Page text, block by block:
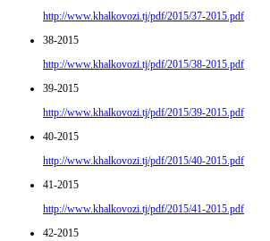
http://www.khalkovozi.tj/pdf/2015/37-2015.pdf
38-2015
http://www.khalkovozi.tj/pdf/2015/38-2015.pdf
39-2015
http://www.khalkovozi.tj/pdf/2015/39-2015.pdf
40-2015
http://www.khalkovozi.tj/pdf/2015/40-2015.pdf
41-2015
http://www.khalkovozi.tj/pdf/2015/41-2015.pdf
42-2015